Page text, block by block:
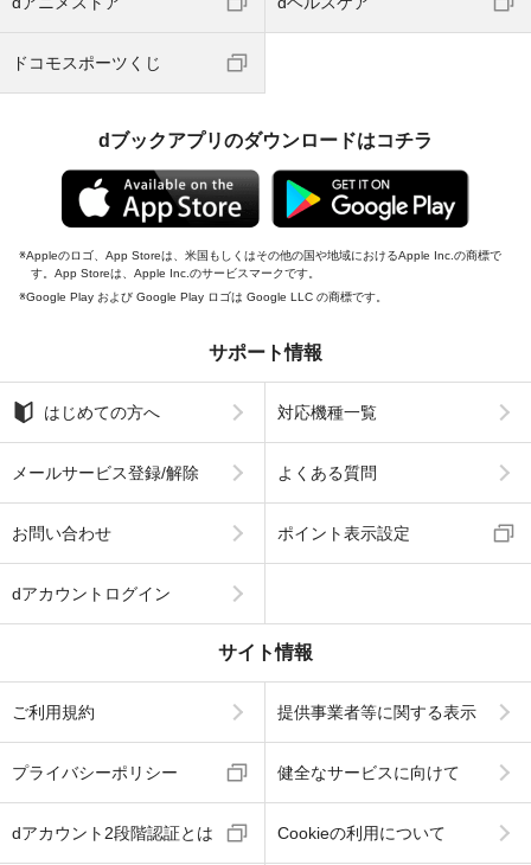
ドコモスポーツくじ
dブックアプリのダウンロードはコチラ
Appleのロゴ、App Storeは、米国もしくはその他の国や地域におけるApple Inc.の商標で
す。App Storeは、Apple Inc.のサービスマークです。
Google Play および Google Play ロゴは Google LLC の商標です。
サポート情報
はじめての方へ 対応機種一覧
メールサービス登録/解除 よくある質問
お問い合わせ ポイント表示設定
dアカウントログイン
サイト情報
ご利用規約 提供事業者等に関する表示
プライバシーポリシー 健全なサービスに向けて
dアカウント2段階認証とは Cookieの利用について